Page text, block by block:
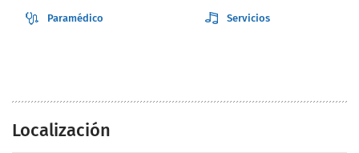
Paramédico Servicios
Localización